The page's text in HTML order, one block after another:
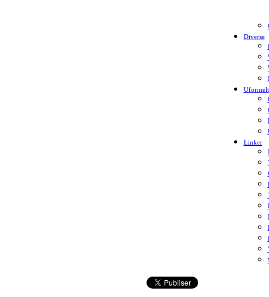
Diverse
Uformelt
Linker